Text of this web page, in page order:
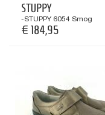
STUPPY
-STUPPY 6054 Smog
€ 184,95